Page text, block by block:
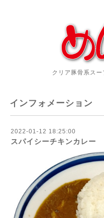
クリア豚骨系スー
インフォメーション
2022-01-12 18:25:00
スパイシーチキンカレー